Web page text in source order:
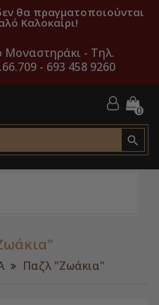
θα πραγματοποιούνται
Καλοκαίρι!
- Τηλ.
- 693 458 9260
0

Παζλ "Ζωάκια"